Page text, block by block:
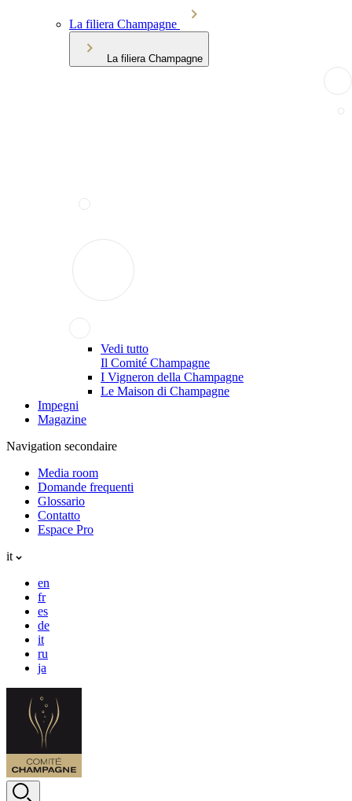
La filiera Champagne
La filiera Champagne
Vedi tutto
Il Comité Champagne
I Vigneron della Champagne
Le Maison di Champagne
Impegni
Magazine
Navigation secondaire
Media room
Domande frequenti
Glossario
Contatto
Espace Pro
it
en
fr
es
de
it
ru
ja